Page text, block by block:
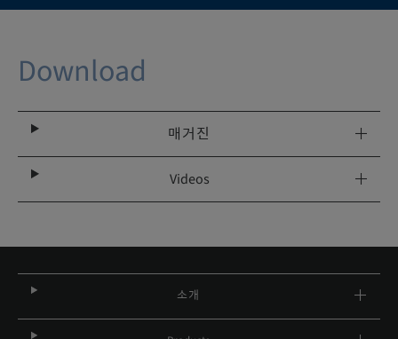
Download
매거진
Videos
소개